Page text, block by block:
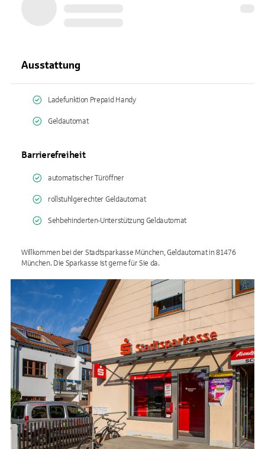
Ausstattung
Ladefunktion Prepaid Handy
Geldautomat
Barrierefreiheit
automatischer Türöffner
rollstuhlgerechter Geldautomat
Sehbehinderten-Unterstützung Geldautomat
Willkommen bei der Stadtsparkasse München, Geldautomat in 81476
München. Die Sparkasse ist gerne für Sie da.